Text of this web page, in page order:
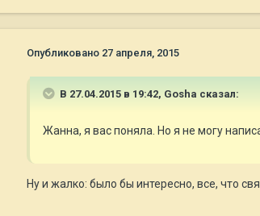
Опубликовано 27 апреля, 2015
В 27.04.2015 в 19:42, Gosha сказал:
Жанна, я вас поняла. Но я не могу
Ну и жалко: было бы интересно, все, что